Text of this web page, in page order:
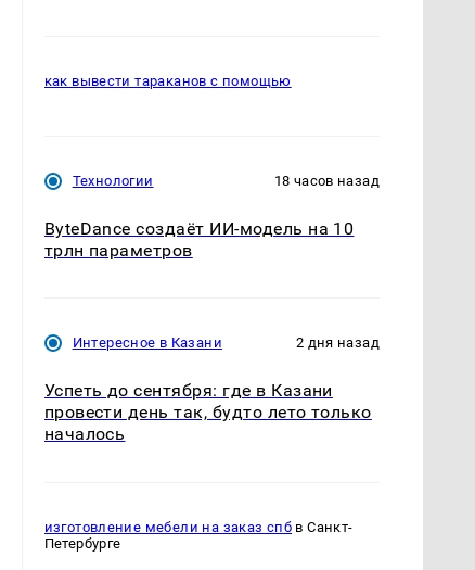
как вывести тараканов с помощью
Технологии 18 часов назад
ByteDance создаёт ИИ-модель на 10
трлн параметров
Интересное в Казани 2 дня назад
Успеть до сентября: где в Казани
провести день так, будто лето только
началось
изготовление мебели на заказ спб в Санкт-
Петербурге